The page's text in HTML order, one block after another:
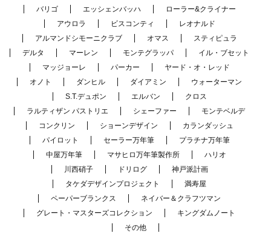
バリゴ
エッシェンバッハ
ローラー&クライナー
アウロラ
ビスコンティ
レオナルド
アルマンドシモーニクラブ
オマス
スティピュラ
デルタ
マーレン モンテグラッパ
イル・ブセット
マッジョーレ
パーカー
ヤード・オ・レッド
オノト
ダンヒル ダイアミン
ウォーターマン
S.T.デュポン
エルバン
クロス
ラルティザン パストリエ
シェーファー
モンテベルデ
コンクリン
ショーンデザイン
カランダッシュ
パイロット
セーラー万年筆
プラチナ万年筆
中屋万年筆
マサヒロ万年筆製作所
ハリオ
川西硝子
ドリログ
神戸派計画
タケダデザインプロジェクト
満寿屋
ペーパーブランクス
ネイバー＆クラフツマン
グレート・マスターズコレクション
キングダムノート
その他